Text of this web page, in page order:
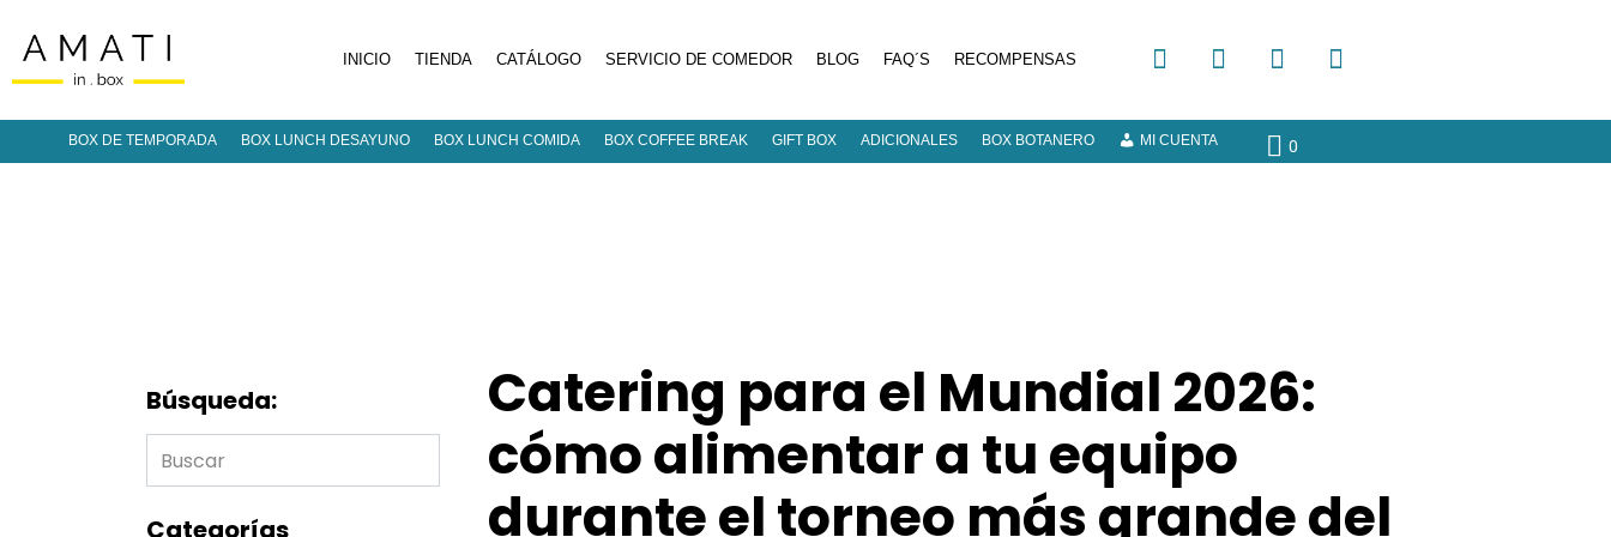
INICIO TIENDA CATÁLOGO SERVICIO DE COMEDOR BLOG FAQ´S RECOMPENSAS
BOX DE TEMPORADA BOX LUNCH DESAYUNO BOX LUNCH COMIDA BOX COFFEE BREAK GIFT BOX ADICIONALES BOX BOTANERO MI CUENTA 0
Catering para el Mundial 2026:
cómo alimentar a tu equipo
durante el torneo más grande del
Búsqueda:
Categorías